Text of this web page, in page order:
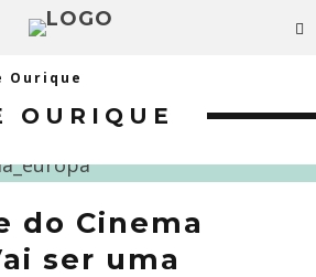
Ourique
OURIQUE
do Cinema
ser uma